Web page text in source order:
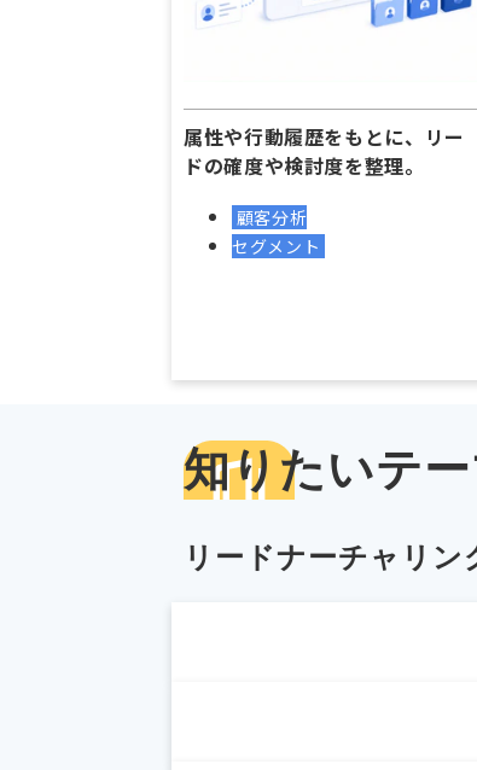
属性や行動履歴をもとに、リー
ドの確度や検討度を整理。
顧客分析
セグメント
知りたいテ
リードナーチャリ